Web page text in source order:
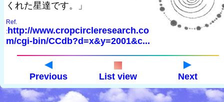
くれた星達です。」
Ref.
: http://www.cropcircleresearch.co
m/cgi-bin/CCdb?d=x&y=2001&c...
Previous List view Next